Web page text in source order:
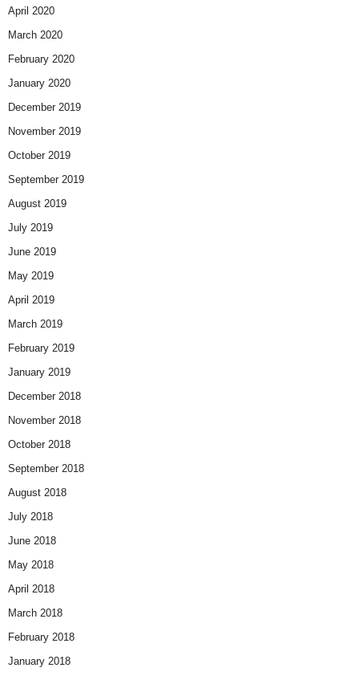
April 2020
March 2020
February 2020
January 2020
December 2019
November 2019
October 2019
September 2019
August 2019
July 2019
June 2019
May 2019
April 2019
March 2019
February 2019
January 2019
December 2018
November 2018
October 2018
September 2018
August 2018
July 2018
June 2018
May 2018
April 2018
March 2018
February 2018
January 2018